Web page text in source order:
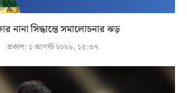
নানা সিদ্ধান্তে সমালোচনার ঝড়
প্রকাশ: ১ আগস্ট ২০২৬, ১৫:৩৭